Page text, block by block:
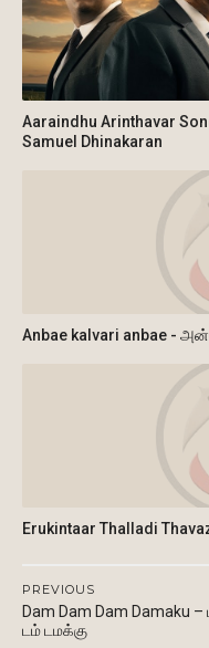
Aaraindhu Arinthavar
Samuel Dhinakaran
Anbae kalvari anbae -
Erukintaar Thalladi
PREVIOUS
Dam Dam Dam Damaku –
டம் டமக்கு